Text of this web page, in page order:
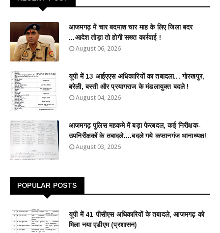
आजमगढ़ में चार बदमाश चार माह के लिए जिला बदर
...आदेश तोड़ा तो होगी सख्त कार्रवाई !
August 06, 2026
यूपी में 13 आईएएस अधिकारियों का तबादला... गोरखपुर,
बरेली, बस्ती और प्रयागराज के मंडलायुक्त बदले !
August 04, 2026
आजमगढ़ पुलिस महकमे में बड़ा फेरबदल, कई निरीक्षक-
उपनिरीक्षकों के तबादले....बदले गये कप्तानगंज थानाध्यक्ष!
August 03, 2026
POPULAR POSTS
यूपी में 41 पीसीएस अधिकारियों के तबादले, आजमगढ़ को
मिला नया एडीएम (प्रशासन)